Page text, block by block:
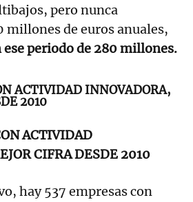
pero nunca
millones de euros anuales,
ese periodo de 280 millones.
ACTIVIDAD INNOVADORA,
2010
ACTIVIDAD
CIFRA DESDE 2010
hay 537 empresas con